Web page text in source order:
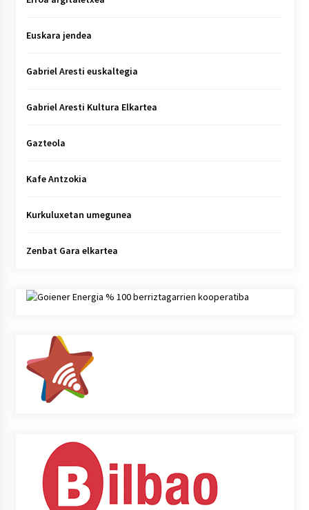
Euskara jendea
Gabriel Aresti euskaltegia
Gabriel Aresti Kultura Elkartea
Gazteola
Kafe Antzokia
Kurkuluxetan umegunea
Zenbat Gara elkartea